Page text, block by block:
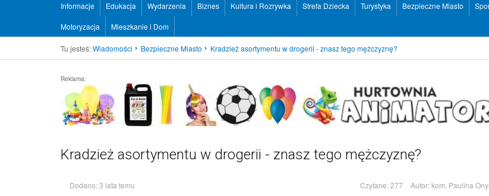
Informacje Edukacja Wydarzenia Biznes Kultura i Rozrywka Strefa Dziecka Turystyka Bezpieczne Miasto
Motoryzacja Mieszkanie i Dom
Tu jesteś:Wiadomości Bezpieczne Miasto Kradzież asortymentu w drogerii - znasz tego mężczyznę?
Reklama:
Kradzież asortymentu w drogerii - znasz tego mężczyznę?
Dodano: 3 lata temu Czytane: 277 Autor:kom. Paulina